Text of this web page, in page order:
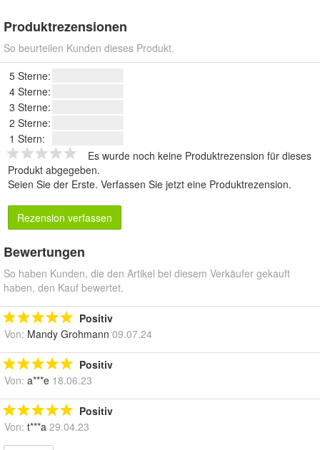
Produktrezensionen
So beurteilen Kunden dieses Produkt.
5 Sterne:
4 Sterne:
3 Sterne:
2 Sterne:
1 Stern:
Es wurde noch keine Produktrezension für dieses
Produkt abgegeben.
Seien Sie der Erste. Verfassen Sie jetzt eine Produktrezension.
Rezension verfassen
Bewertungen
So haben Kunden, die den Artikel bei diesem Verkäufer gekauft
haben, den Kauf bewertet.
Positiv
Von: Mandy Grohmann 09.07.24
Positiv
Von: a***e 18.06.23
Positiv
Von: t***a 29.04.23